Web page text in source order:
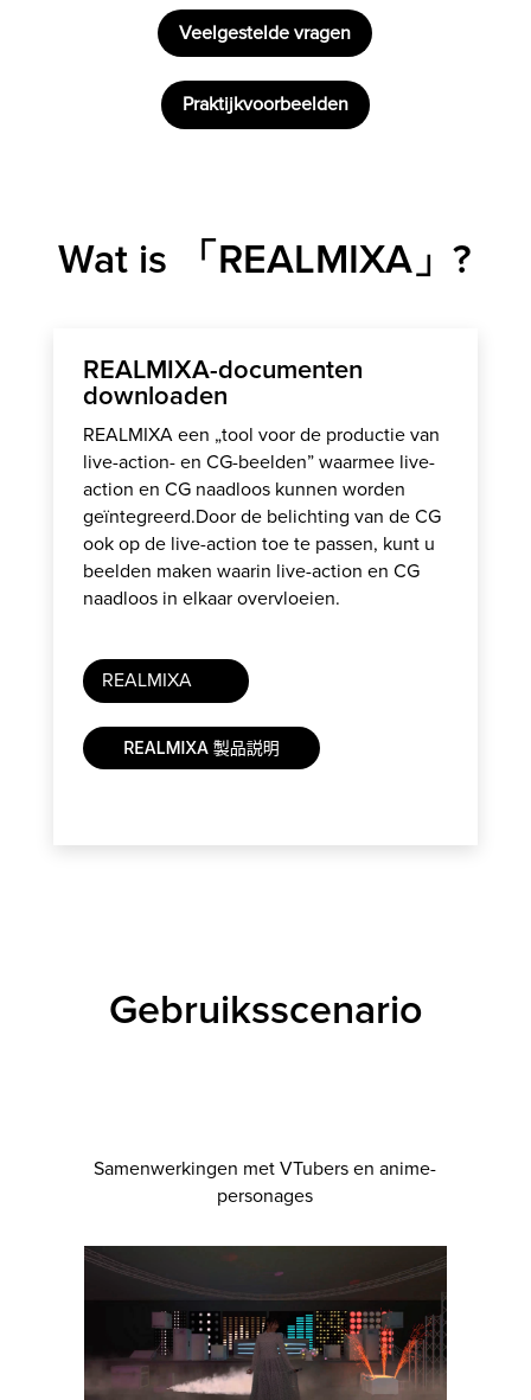
Veelgestelde vragen
Praktijkvoorbeelden
Wat is 「REALMIXA」?
REALMIXA-documenten
downloaden
REALMIXA een „tool voor de productie van
live-action- en CG-beelden” waarmee live-
action en CG naadloos kunnen worden
geïntegreerd.Door de belichting van de CG
ook op de live-action toe te passen, kunt u
beelden maken waarin live-action en CG
naadloos in elkaar overvloeien.
REALMIXA
Gebruiksscenario
Samenwerkingen met VTubers en anime-
personages